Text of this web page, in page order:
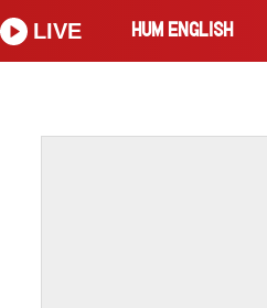
HUM ENGLISH
LIVE